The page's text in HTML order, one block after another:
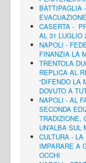
BATTIPAGLIA
CASERTA -
AL 31 LUGLIO
NAPOLI -
FINANZIA LA
TRENTOLA
REPLICA AL
“DIFENDO LA
DOVUTO A
NAPOLI - AL
SECONDA
TRADIZIONE,
UN’ALBA SUL
CULTURA -
IMPARARE A
OCCHI